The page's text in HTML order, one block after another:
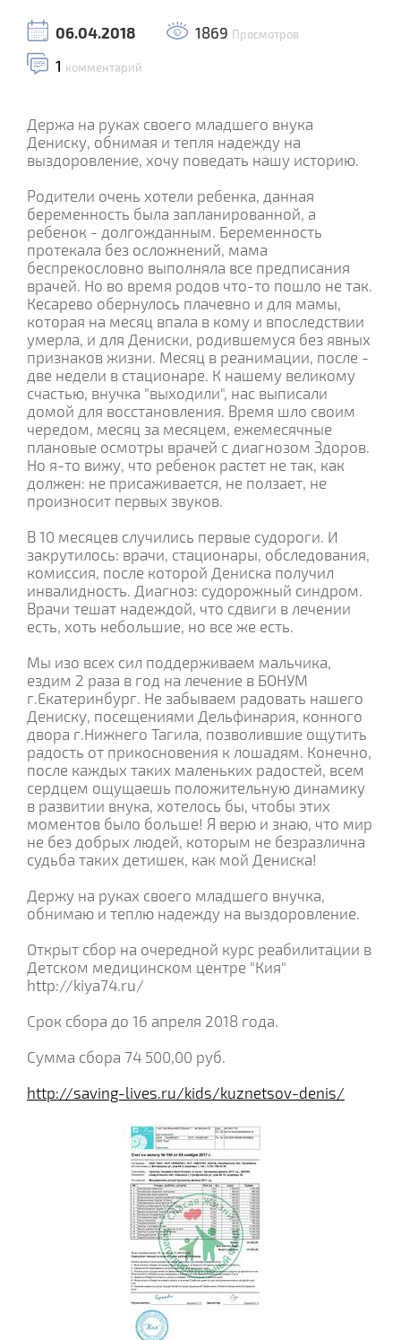
06.04.2018 1869 Просмотров
1 комментарий
Держа на руках своего младшего внука
Дениску, обнимая и тепля надежду на
выздоровление, хочу поведать нашу историю.
Родители очень хотели ребенка, данная
беременность была запланированной, а
ребенок - долгожданным. Беременность
протекала без осложнений, мама
беспрекословно выполняла все предписания
врачей. Но во время родов что-то пошло не так.
Кесарево обернулось плачевно и для мамы,
которая на месяц впала в кому и впоследствии
умерла, и для Дениски, родившемуся без явных
признаков жизни. Месяц в реанимации, после -
две недели в стационаре. К нашему великому
счастью, внучка "выходили", нас выписали
домой для восстановления. Время шло своим
чередом, месяц за месяцем, ежемесячные
плановые осмотры врачей с диагнозом Здоров.
Но я-то вижу, что ребенок растет не так, как
должен: не присаживается, не ползает, не
произносит первых звуков.
В 10 месяцев случились первые судороги. И
закрутилось: врачи, стационары, обследования,
комиссия, после которой Дениска получил
инвалидность. Диагноз: cудорожный синдром.
Врачи тешат надеждой, что сдвиги в лечении
есть, хоть небольшие, но все же есть.
Мы изо всех сил поддерживаем мальчика,
ездим 2 раза в год на лечение в БОНУМ
г.Екатеринбург. Не забываем радовать нашего
Дениску, посещениями Дельфинария, конного
двора г.Нижнего Тагила, позволившие ощутить
радость от прикосновения к лошадям. Конечно,
после каждых таких маленьких радостей, всем
сердцем ощущаешь положительную динамику
в развитии внука, хотелось бы, чтобы этих
моментов было больше! Я верю и знаю, что мир
не без добрых людей, которым не безразлична
судьба таких детишек, как мой Дениска!
Держу на руках своего младшего внучка,
обнимаю и теплю надежду на выздоровление.
Открыт сбор на очередной курс реабилитации в
Детском медицинском центре "Кия"
http://kiya74.ru/
Срок сбора до 16 апреля 2018 года.
Сумма сбора 74 500,00 руб.
http://saving-lives.ru/kids/kuznetsov-denis/